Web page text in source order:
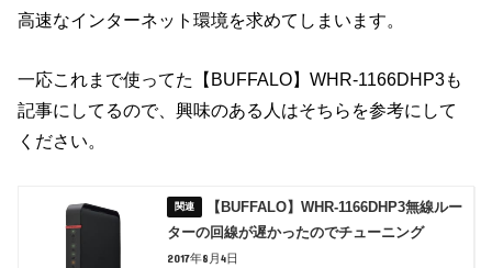
高速なインターネット環境を求めてしまいます。
一応これまで使ってた【BUFFALO】WHR-1166DHP3も
記事にしてるので、興味のある人はそちらを参考にして
ください。
【BUFFALO】WHR-1166DHP3無線ルー
ターの回線が遅かったのでチューニング
2017年8月4日